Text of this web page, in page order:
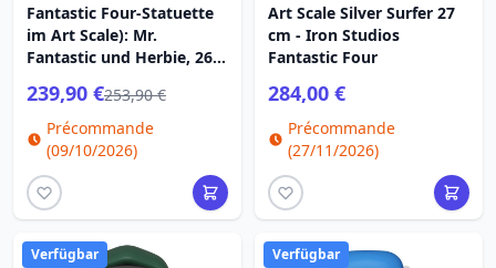
Fantastic Four-Statuette
im Art Scale): Mr.
Fantastic und Herbie, 26
239,90 €253,90 €
Précommande
(09/10/2026)
Art Scale Silver Surfer 27
cm - Iron Studios
Fantastic Four
284,00 €
Précommande
(27/11/2026)
Verfügbar Verfügbar